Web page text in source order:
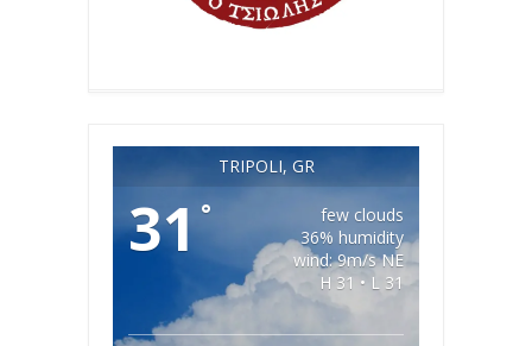
TRIPOLI, GR
31°
few clouds
36% humidity
wind: 9m/s NE
H 31 • L 31